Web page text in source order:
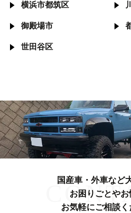
横浜市都筑区
御殿場市
世田谷区
国産車・外車など
お困りごとやお
お気軽にご相談く